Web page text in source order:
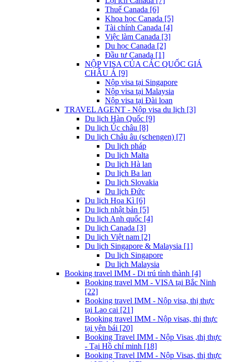
Thuế Canada [6]
Khoa học Canada [5]
Tài chính Canada [4]
Việc làm Canada [3]
Du học Canada [2]
Đầu tư Canada [1]
NỘP VISA CỦA CÁC QUỐC GIÁ
CHÂU Á [9]
Nộp visa tại Singapore
Nộp visa tại Malaysia
Nộp visa tại Đài loan
TRAVEL AGENT - Nộp visa du lịch [3]
Du lịch Hàn Quốc [9]
Du lịch Úc châu [8]
Du lịch Châu âu (schengen) [7]
Du lịch pháp
Du lịch Malta
Du lịch Hà lan
Du lịch Ba lan
Du lịch Slovakia
Du lịch Đức
Du lịch Hoa Kì [6]
Du lịch nhật bản [5]
Du lịch Anh quốc [4]
Du lịch Canada [3]
Du lịch Việt nam [2]
Du lịch Singapore & Malaysia [1]
Du lịch Singapore
Du lịch Malaysia
Booking travel IMM - Di trú tỉnh thành [4]
Booking travel MM - VISA tại Bắc Ninh
[22]
Booking travel IMM - Nộp visa, thị thực
tại Lao cai [21]
Booking travel IMM - Nộp visas, thị thực
tại yên bái [20]
Booking Travel IMM - Nộp Visas ,thị thực
- Tại Hồ chí minh [18]
Booking Travel IMM - Nộp Visas, thị thực